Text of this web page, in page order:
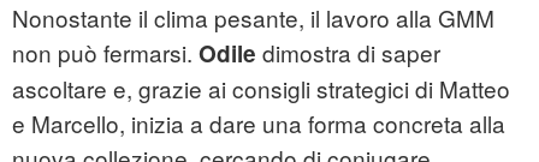
Nonostante il clima pesante, il lavoro alla GMM
non può fermarsi. Odile dimostra di saper
ascoltare e, grazie ai consigli strategici di Matteo
e Marcello, inizia a dare una forma concreta alla